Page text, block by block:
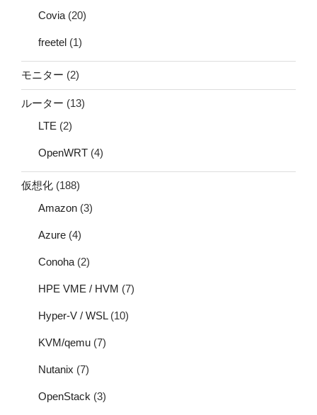
Covia (20)
freetel (1)
モニター (2)
ルーター (13)
LTE (2)
OpenWRT (4)
仮想化 (188)
Amazon (3)
Azure (4)
Conoha (2)
HPE VME / HVM (7)
Hyper-V / WSL(10)
KVM/qemu (7)
Nutanix (7)
OpenStack (3)